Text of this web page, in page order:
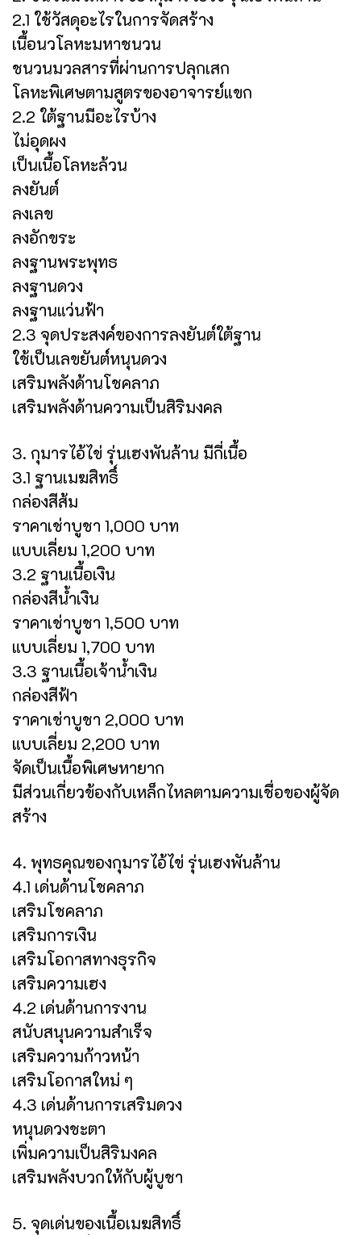
2.1 ใช้วัสดุอะไรในการจัดสร้าง
เนื้อนวโลหะมหาชนวน
ชนวนมวลสารที่ผ่านการปลุกเสก
โลหะพิเศษตามสูตรของอาจารย์แขก
2.2 ใต้ฐานมีอะไรบ้าง
ไม่อุดผง
เป็นเนื้อโลหะล้วน
ลงยันต์
ลงเลข
ลงอักขระ
ลงฐานพระพุทธ
ลงฐานดวง
ลงฐานแว่นฟ้า
2.3 จุดประสงค์ของการลงยันต์ใต้ฐาน
ใช้เป็นเลขยันต์หนุนดวง
เสริมพลังด้านโชคลาภ
เสริมพลังด้านความเป็นสิริมงคล
3. กุมารไอ้ไข่ รุ่นเฮงพันล้าน มีกี่เนื้อ
3.1 ฐานเมฆสิทธิ์
กล่องสีส้ม
ราคาเช่าบูชา 1,000 บาท
แบบเลี่ยม 1,200 บาท
3.2 ฐานเนื้อเงิน
กล่องสีน้ำเงิน
ราคาเช่าบูชา 1,500 บาท
แบบเลี่ยม 1,700 บาท
3.3 ฐานเนื้อเจ้าน้ำเงิน
กล่องสีฟ้า
ราคาเช่าบูชา 2,000 บาท
แบบเลี่ยม 2,200 บาท
จัดเป็นเนื้อพิเศษหายาก
มีส่วนเกี่ยวข้องกับเหล็กไหลตามความเชื่อของผู้จัด
สร้าง
4. พุทธคุณของกุมารไอ้ไข่ รุ่นเฮงพันล้าน
4.1 เด่นด้านโชคลาภ
เสริมโชคลาภ
เสริมการเงิน
เสริมโอกาสทางธุรกิจ
เสริมความเฮง
4.2 เด่นด้านการงาน
สนับสนุนความสำเร็จ
เสริมความก้าวหน้า
เสริมโอกาสใหม่ ๆ
4.3 เด่นด้านการเสริมดวง
หนุนดวงชะตา
เพิ่มความเป็นสิริมงคล
เสริมพลังบวกให้กับผู้บูชา
5. จุดเด่นของเนื้อเมฆสิทธิ์